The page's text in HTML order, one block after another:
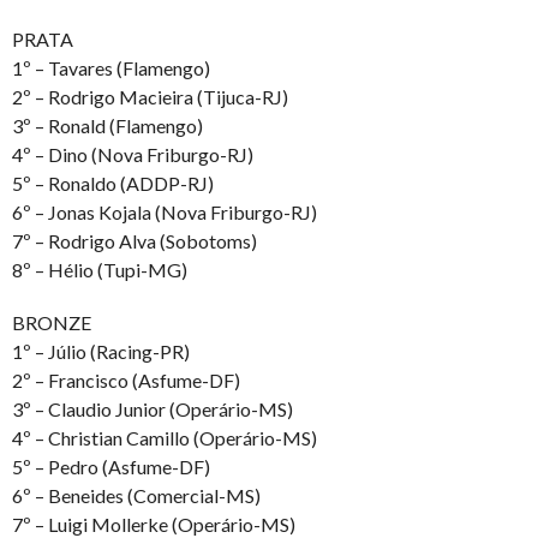
PRATA
1º – Tavares (Flamengo)
2º – Rodrigo Macieira (Tijuca-RJ)
3º – Ronald (Flamengo)
4º – Dino (Nova Friburgo-RJ)
5º – Ronaldo (ADDP-RJ)
6º – Jonas Kojala (Nova Friburgo-RJ)
7º – Rodrigo Alva (Sobotoms)
8º – Hélio (Tupi-MG)
BRONZE
1º – Júlio (Racing-PR)
2º – Francisco (Asfume-DF)
3º – Claudio Junior (Operário-MS)
4º – Christian Camillo (Operário-MS)
5º – Pedro (Asfume-DF)
6º – Beneides (Comercial-MS)
7º – Luigi Mollerke (Operário-MS)